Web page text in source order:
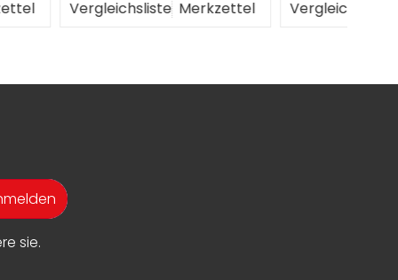
Merkzettel Vergleichsliste Merkzettel
sie.